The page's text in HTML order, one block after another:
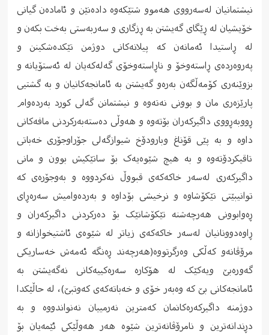
نیشتمانیان لەسەرووی هەموو شتێکەوە دادەنێن و ئامادەن گیانی
خۆیشیان لە ڕێگای گەیشتن بە ڕزگاری و سەربەستی بەخت بکەن و
لە ڕاستیدا ئەمانەن کە پیلانەکانی دوژمن تێکدەشکینن و
پەروەردەی ڕاستەوخۆ و ناڕاستەوخۆی گەلەکەیان لە ئەستۆیانە و
بزوێنەری کۆمەڵگەن بەرەو گەیشتن بە ئامانجەکانیان و بە گشتیی
پارێزەری مان و بوونی نەتەوە و نیشتمانن گەلی کورد بەردەوام
ڕووبەڕووی داگیرکەران بۆتەوە و هەوڵی دەستەبەرکردنی مافەکانی
داوە و بە پێی قۆناغ وبارودۆخ شیوازگەلی جۆراوجۆری خەباتی
تاقیکردۆتەوە و بە هیچ شێوەیەک بۆ ساتێکیش بوون و مانی
داگیرکەری لەسەر خاکەکەی قبووڵ نەکردووە و بەوجۆرەی کە
توانیبێتی تێکۆشاوە و نرخیشی بۆداوە و بەردەوامیش سەرەڕای
ڕەوابوونی هەرچەشنە تێکۆشانێک بۆ دەرکردنی داگیرکەران و
ڕاوەدوونانیان لەسەر خاکەکەی زیاتر لە شێوەی ئاشتیخوازانە و
مرۆڤانەو کەڵکی وەرگرتووە(هەرچەند ڕەنگە ئەمەش خەساریکی
گەورەبێ ویەکێک لە هۆکارە سەرەکییەکانی نەگەیشتن بە
ئامانجەکانی بێ کە وەبەر خۆی و خەباتەکەی کەوتبێ)، لە حاڵێکدا
دوژمنە داگیرکەرەکانمان کەمترین نەرمییان نەنواندووە و بە
دڕندانەترین و نامرۆڤانەترین شێوە هەر هەوڵێکی ئێمەیان بۆ